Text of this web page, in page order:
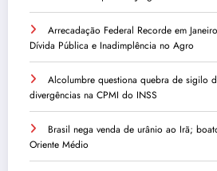
Arrecadação Federal Recorde em
Dívida Pública e Inadimplência no Agro
Alcolumbre questiona quebra de sigilo
divergências na CPMI do INSS
Brasil nega venda de urânio ao Irã;
Oriente Médio